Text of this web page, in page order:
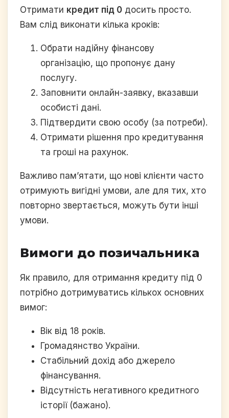
Отримати кредит під 0 досить просто.
Вам слід виконати кілька кроків:
Обрати надійну фінансову
організацію, що пропонує дану
послугу.
Заповнити онлайн-заявку, вказавши
особисті дані.
Підтвердити свою особу (за потреби).
Отримати рішення про кредитування
та гроші на рахунок.
Важливо пам’ятати, що нові клієнти часто
отримують вигідні умови, але для тих, хто
повторно звертається, можуть бути інші
умови.
Вимоги до позичальника
Як правило, для отримання кредиту під 0
потрібно дотримуватись кількох основних
вимог:
Вік від 18 років.
Громадянство України.
Стабільний дохід або джерело
фінансування.
Відсутність негативного кредитного
історії (бажано).